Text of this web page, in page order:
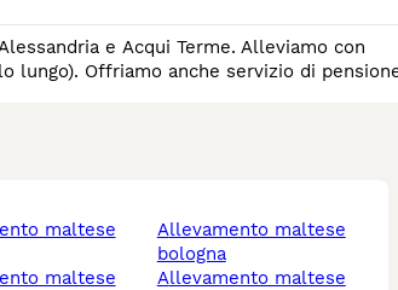
e Acqui Terme. Alleviamo con
lungo). Offriamo anche servizio di
allevamento maltese
bologna
allevamento maltese